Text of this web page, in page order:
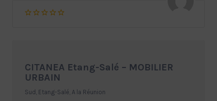
CITANEA Etang-Salé – MOBILIER
URBAIN
Sud, Etang-Salé, A la Réunion